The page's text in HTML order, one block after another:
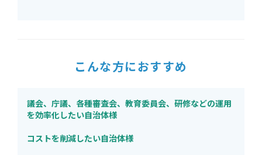
こんな方におすすめ
議会、庁議、各種審査会、教育委員会、研修などの運用
を効率化したい自治体様
コストを削減したい自治体様